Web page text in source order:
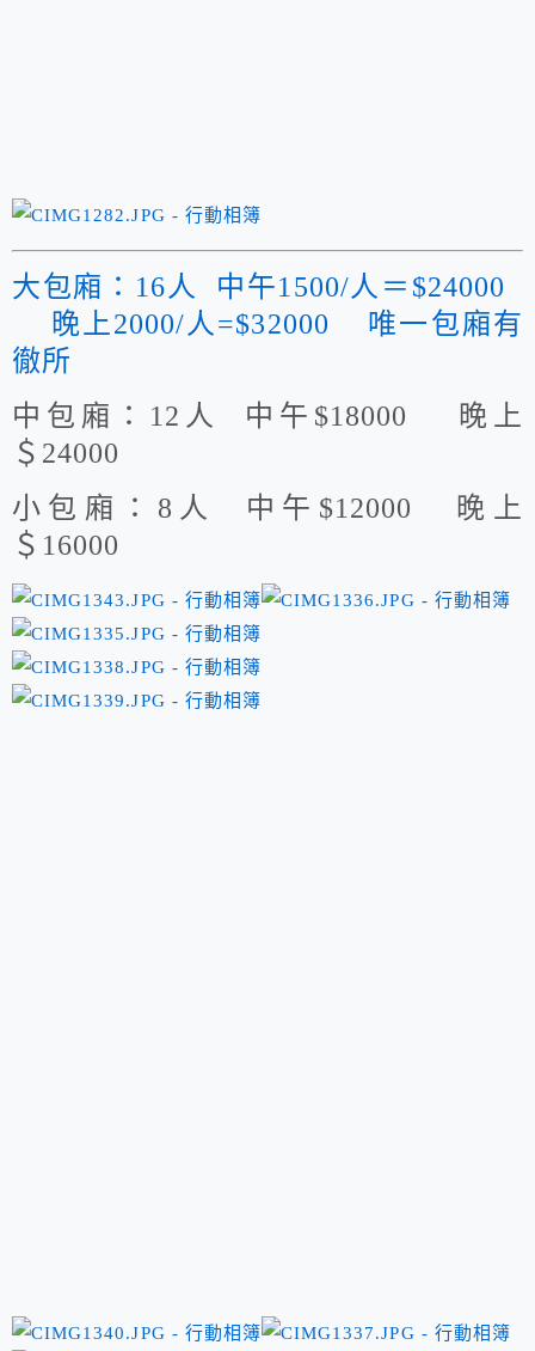
大包廂：16人 中午1500/人＝$24000
晚上2000/人=$32000 唯一包廂有
徹所
中包廂：12人 中午$18000 晚上
＄24000
小包廂：8人 中午$12000 晚上
＄16000